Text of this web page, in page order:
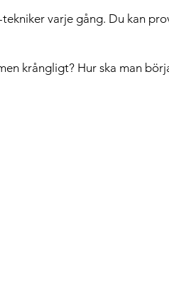
varje gång. Du kan
krångligt? Hur ska man